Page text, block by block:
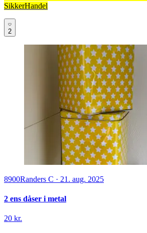
SikkerHandel
2
8900Randers C · 21. aug. 2025
2 ens dåser i metal
20 kr.